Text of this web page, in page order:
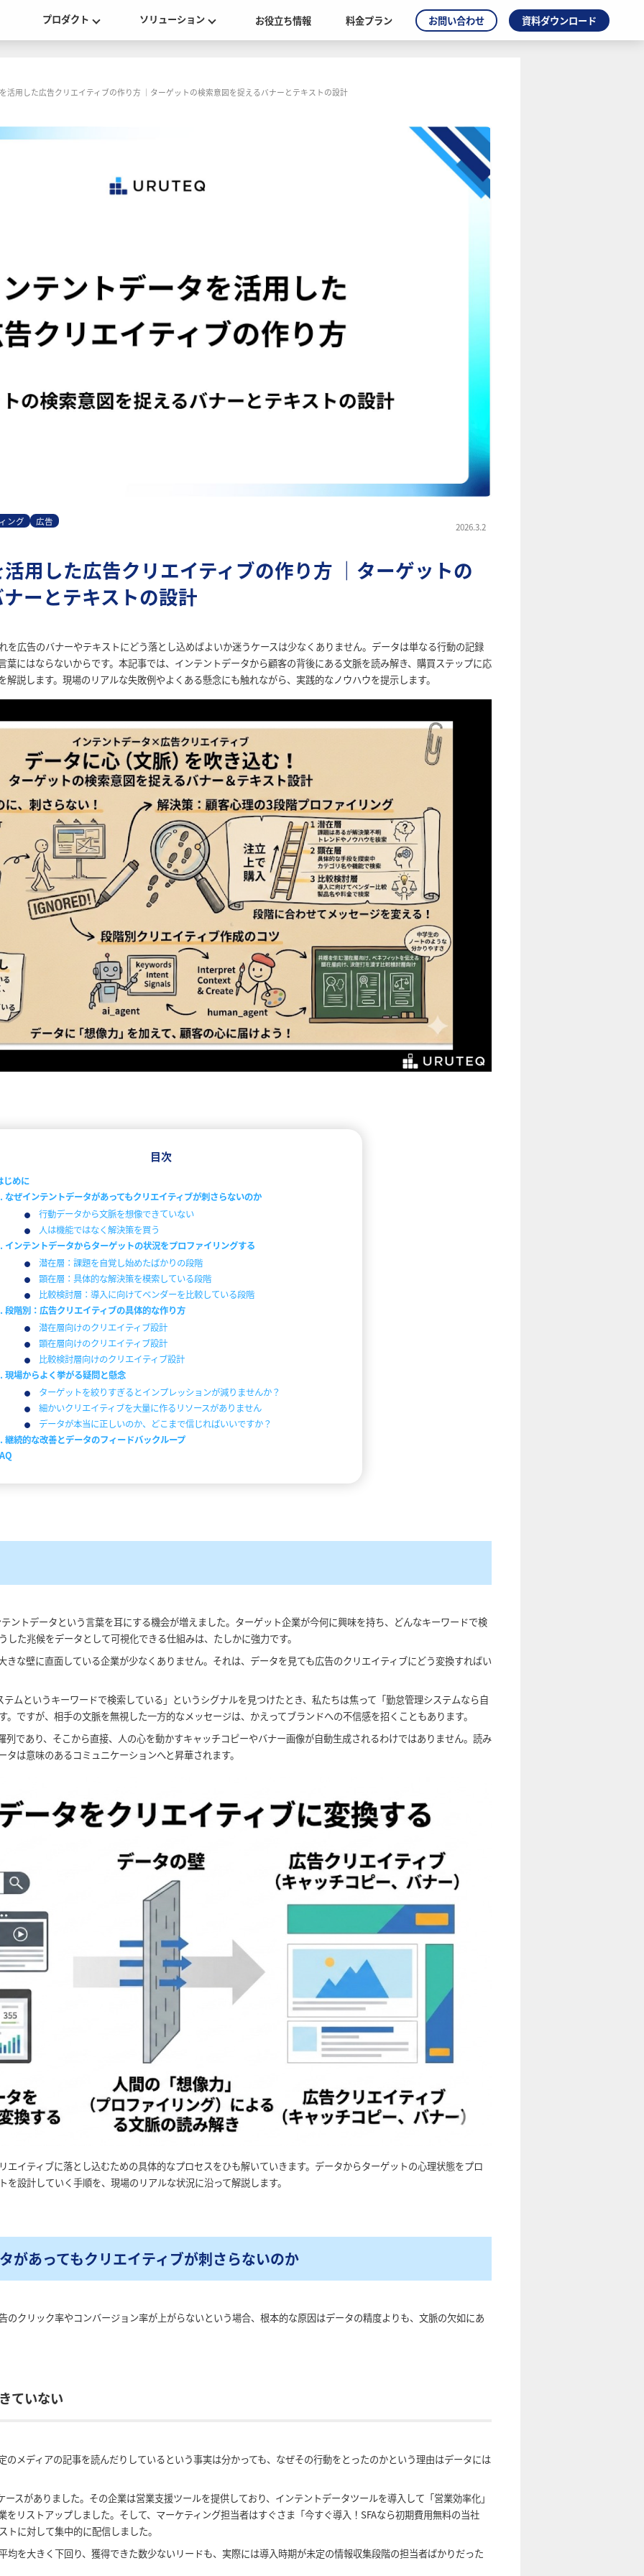
プロダクト ソリューション お役立ち情報 料金プラン お問い合わせ 資料ダウンロード
活用した広告クリエイティブの作り方 ｜ターゲットの検索意図を捉えるバナーとテキストの設計
ング 広告 2026.3.2
用した広告クリエイティブの作り方 ｜ターゲットの
ーとテキストの設計
を広告のバナーやテキストにどう落とし込めばよいか迷うケースは少なくありません。データは単なる行動の記録
葉にはならないからです。本記事では、インテントデータから顧客の背後にある文脈を読み解き、購買ステップに応
説します。現場のリアルな失敗例やよくある懸念にも触れながら、実践的なノウハウを提示します。
目次
じめに
なぜインテントデータがあってもクリエイティブが刺さらないのか
行動データから文脈を想像できていない
人は機能ではなく解決策を買う
インテントデータからターゲットの状況をプロファイリングする
潜在層：課題を自覚し始めたばかりの段階
顕在層：具体的な解決策を模索している段階
比較検討層：導入に向けてベンダーを比較している段階
段階別：広告クリエイティブの具体的な作り方
潜在層向けのクリエイティブ設計
顕在層向けのクリエイティブ設計
比較検討層向けのクリエイティブ設計
現場からよく挙がる疑問と懸念
ターゲットを絞りすぎるとインプレッションが減りませんか？
細かいクリエイティブを大量に作るリソースがありません
データが本当に正しいのか、どこまで信じればいいですか？
継続的な改善とデータのフィードバックループ
ントデータという言葉を耳にする機会が増えました。ターゲット企業が今何に興味を持ち、どんなキーワードで検
た兆候をデータとして可視化できる仕組みは、たしかに強力です。
きな壁に直面している企業が少なくありません。それは、データを見ても広告のクリエイティブにどう変換すればい
ムというキーワードで検索している」というシグナルを見つけたとき、私たちは焦って「勤怠管理システムなら自
ですが、相手の文脈を無視した一方的なメッセージは、かえってブランドへの不信感を招くこともあります。
列であり、そこから直接、人の心を動かすキャッチコピーやバナー画像が自動生成されるわけではありません。読み
は意味のあるコミュニケーションへと昇華されます。
エイティブに落とし込むための具体的なプロセスをひも解いていきます。データからターゲットの心理状態をプロ
設計していく手順を、現場のリアルな状況に沿って解説します。
があってもクリエイティブが刺さらないのか
のクリック率やコンバージョン率が上がらないという場合、根本的な原因はデータの精度よりも、文脈の欠如にあ
ていない
のメディアの記事を読んだりしているという事実は分かっても、なぜその行動をとったのかという理由はデータには
スがありました。その企業は営業支援ツールを提供しており、インテントデータツールを導入して「営業効率化」
をリストアップしました。そして、マーケティング担当者はすぐさま「今すぐ導入！SFAなら初期費用無料の当社
に対して集中的に配信しました。
均を大きく下回り、獲得できた数少ないリードも、実際には導入時期が未定の情報収集段階の担当者ばかりだった